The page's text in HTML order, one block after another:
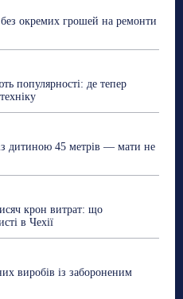
окремих грошей на ремонти
популярності: де тепер
дитиною 45 метрів — мати не
крон витрат: що
в Чехії
виробів із забороненим